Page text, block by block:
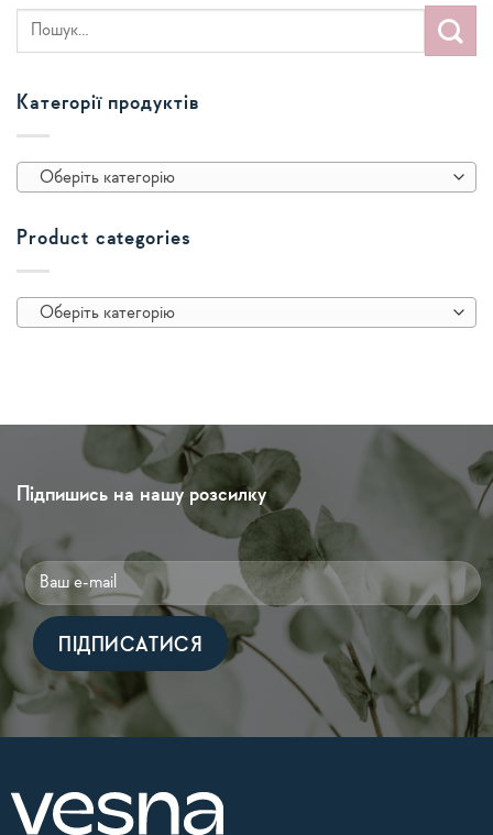
Категорії продуктів
Оберіть категорію
Product categories
Оберіть категорію
Підпишись на нашу розсилку
Alternative: